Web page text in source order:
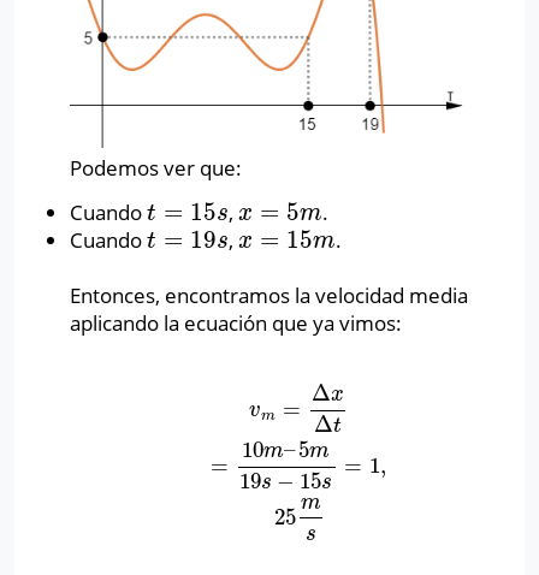
Podemos ver que:
Cuando t = 15s
t=15 s ,x = 5m
x=5m
.
Cuando t = 19s
t=19 s ,x = 15m
x=15 m
.
Entonces, encontramos la velocidad media
aplicando la ecuación que ya vimos:
vm =
Δx
Δt
=
10m–5m
19s − 15s
= 1,
25
m
s
10m– 5m 19s−